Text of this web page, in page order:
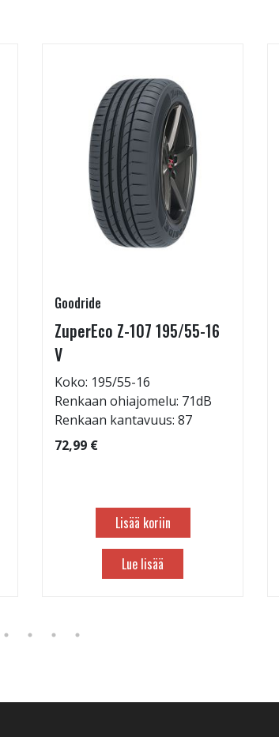
Goodride
ZuperEco Z-107 195/55-16
V
Koko: 195/55-16
Renkaan ohiajomelu: 71dB
Renkaan kantavuus: 87
72,99 €
Lisää koriin
Lue lisää